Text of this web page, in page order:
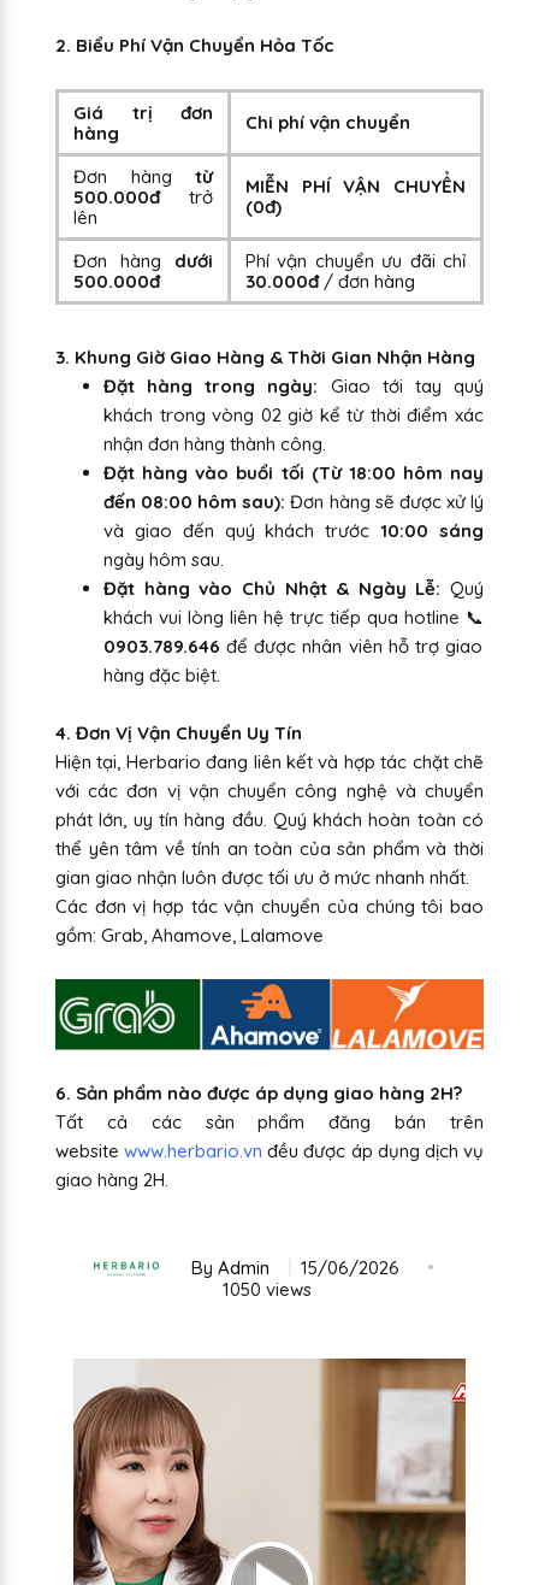
2. Biểu Phí Vận Chuyển Hỏa Tốc
Giá trị đơn
hàng
Chi phí vận chuyển
Đơn hàng từ
500.000đtrở
lên
MIỄN PHÍ VẬN CHUYỂN
(0đ)
Đơn hàng dưới
500.000đ
Phí vận chuyển ưu đãi chỉ
30.000đ/ đơn hàng
3. Khung Giờ Giao Hàng & Thời Gian Nhận Hàng
Đặt hàng trong ngày: Giao tới tay quý
khách trong vòng 02 giờ kể từ thời điểm xác
nhận đơn hàng thành công.
Đặt hàng vào buổi tối (Từ 18:00 hôm nay
đến 08:00 hôm sau): Đơn hàng sẽ được xử lý
và giao đến quý khách trước10:00 sáng
ngày hôm sau.
Đặt hàng vào Chủ Nhật & Ngày Lễ: Quý
khách vui lòng liên hệ trực tiếp qua hotline 📞
0903.789.646 để được nhân viên hỗ trợ giao
hàng đặc biệt.
4. Đơn Vị Vận Chuyển Uy Tín
Hiện tại, Herbario đang liên kết và hợp tác chặt chẽ
với các đơn vị vận chuyển công nghệ và chuyển
phát lớn, uy tín hàng đầu. Quý khách hoàn toàn có
thể yên tâm về tính an toàn của sản phẩm và thời
gian giao nhận luôn được tối ưu ở mức nhanh nhất.
Các đơn vị hợp tác vận chuyển của chúng tôi bao
gồm: Grab, Ahamove, Lalamove
6. Sản phẩm nào được áp dụng giao hàng 2H?
Tất cả các sản phẩm đăng bán trên
websitewww.herbario.vn đều được áp dụng dịch vụ
giao hàng 2H.
By Admin
15/06/2026
1050 views